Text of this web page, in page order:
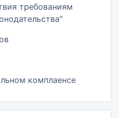
требованиям
комплаенсе